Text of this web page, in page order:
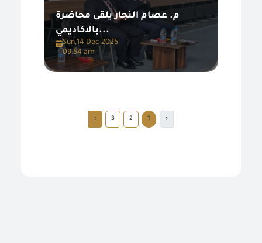
م. عصام النجار يلقى محاضرة
بالاكاديمي...
Sun,14 Dec 2025
09:54 am
‹
1
2
3
›